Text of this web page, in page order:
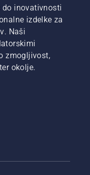
do inovativnosti
izdelke za
Naši
zmogljivost,
okolje.